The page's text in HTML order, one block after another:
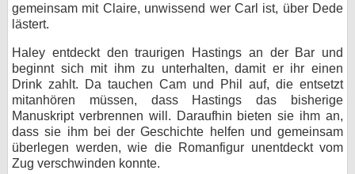
gemeinsam mit Claire, unwissend wer Carl ist, über Dede
lästert.
Haley entdeckt den traurigen Hastings an der Bar und
beginnt sich mit ihm zu unterhalten, damit er ihr einen
Drink zahlt. Da tauchen Cam und Phil auf, die entsetzt
mitanhören müssen, dass Hastings das bisherige
Manuskript verbrennen will. Daraufhin bieten sie ihm an,
dass sie ihm bei der Geschichte helfen und gemeinsam
überlegen werden, wie die Romanfigur unentdeckt vom
Zug verschwinden konnte.